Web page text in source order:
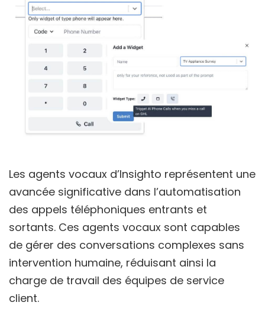
Les agents vocaux d’Insighto représentent une
avancée significative dans l’automatisation
des appels téléphoniques entrants et
sortants. Ces agents vocaux sont capables
de gérer des conversations complexes sans
intervention humaine, réduisant ainsi la
charge de travail des équipes de service
client.